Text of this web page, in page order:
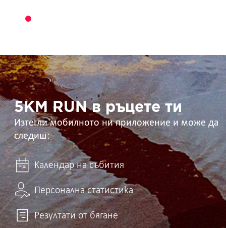
5KM
RUN
в
ръцете
ти 5KM RUN в ръцете ти
Изтегли мобилното ни приложение и може да
следиш:
Календар на събития
Персонална статистика
Резултати от бягане